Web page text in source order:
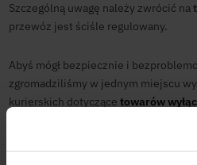
Szczególną uwagę należy zwrócić na
przewóz jest ściśle regulowany.
Abyś mógł bezpiecznie i
zgromadziliśmy w jednym miejscu
kurierskich dotyczące towarów
Przewozy towarów